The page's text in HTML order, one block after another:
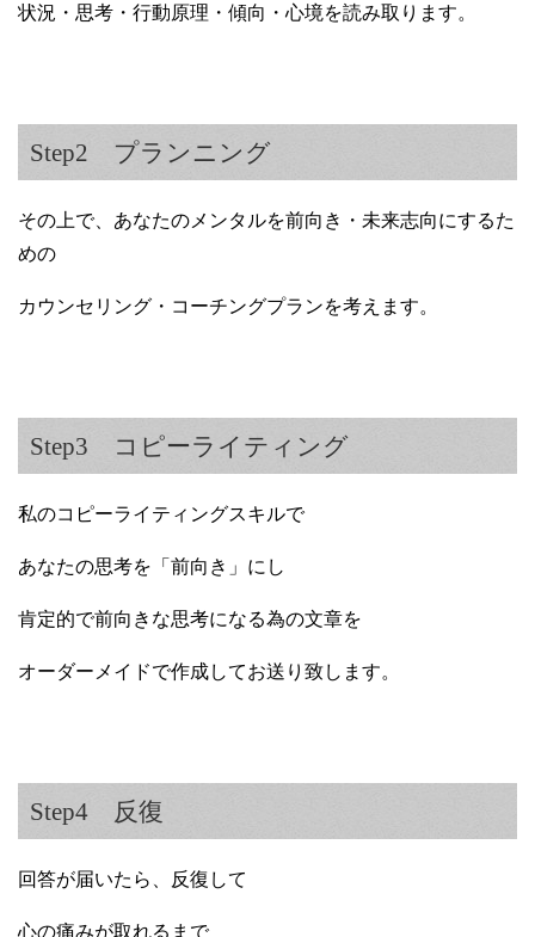
状況・思考・行動原理・傾向・心境を読み取ります。
Step2 プランニング
その上で、あなたのメンタルを前向き・未来志向にするた
めの
カウンセリング・コーチングプランを考えます。
Step3 コピーライティング
私のコピーライティングスキルで
あなたの思考を「前向き」にし
肯定的で前向きな思考になる為の文章を
オーダーメイドで作成してお送り致します。
Step4 反復
回答が届いたら、反復して
心の痛みが取れるまで